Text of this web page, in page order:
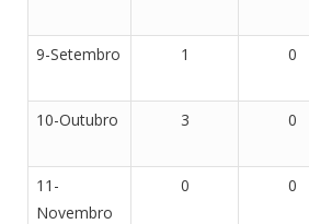
9-Setembro 1 0
10-Outubro 3 0
11-
Novembro
0 0